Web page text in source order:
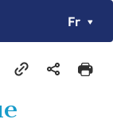
Fr